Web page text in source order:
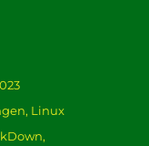
, Linux
,